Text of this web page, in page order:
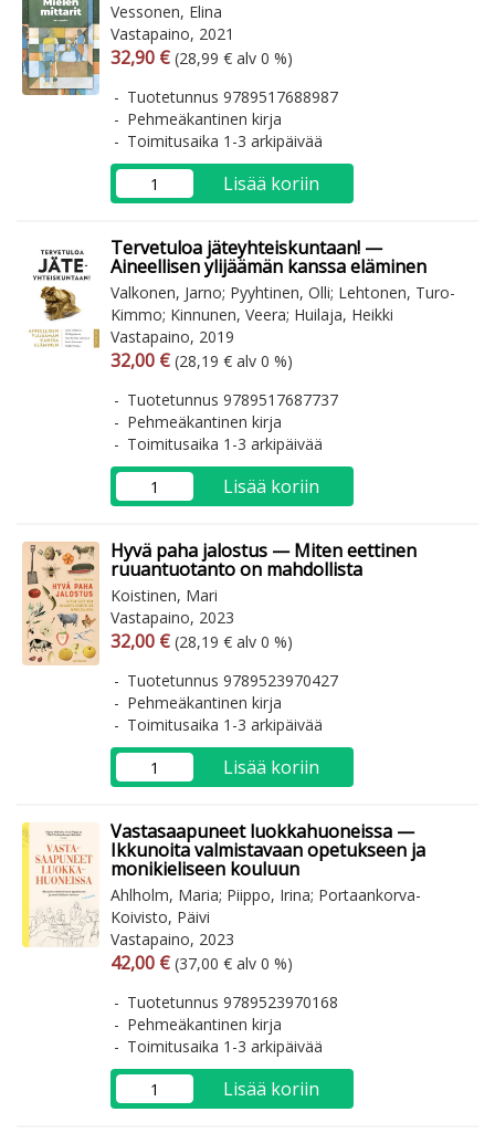
Vessonen, Elina
Vastapaino, 2021
Arvonlisäverollinen hinta
32,90 € Arvonlisäveroton hinta
(28,99 € alv 0 %)
Tuotetunnus 9789517688987
Pehmeäkantinen kirja
Toimitusaika 1-3 arkipäivää
Lisää koriin
Tervetuloa jäteyhteiskuntaan! —
Aineellisen ylijäämän kanssa eläminen
Valkonen, Jarno; Pyyhtinen, Olli; Lehtonen, Turo-
Kimmo; Kinnunen, Veera; Huilaja, Heikki
Vastapaino, 2019
Arvonlisäverollinen hinta
32,00 € Arvonlisäveroton hinta
(28,19 € alv 0 %)
Tuotetunnus 9789517687737
Pehmeäkantinen kirja
Toimitusaika 1-3 arkipäivää
Lisää koriin
Hyvä paha jalostus — Miten eettinen
ruuantuotanto on mahdollista
Koistinen, Mari
Vastapaino, 2023
Arvonlisäverollinen hinta
32,00 € Arvonlisäveroton hinta
(28,19 € alv 0 %)
Tuotetunnus 9789523970427
Pehmeäkantinen kirja
Toimitusaika 1-3 arkipäivää
Lisää koriin
Vastasaapuneet luokkahuoneissa —
Ikkunoita valmistavaan opetukseen ja
monikieliseen kouluun
Ahlholm, Maria; Piippo, Irina; Portaankorva-
Koivisto, Päivi
Vastapaino, 2023
Arvonlisäverollinen hinta
42,00 € Arvonlisäveroton hinta
(37,00 € alv 0 %)
Tuotetunnus 9789523970168
Pehmeäkantinen kirja
Toimitusaika 1-3 arkipäivää
Lisää koriin